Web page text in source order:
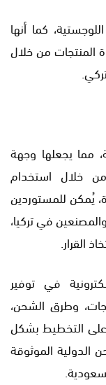
كما أنها
من خلال
مما يجعلها وجهة
خلال استخدام
يُمكن للمستوردين
في تركيا،
القرار.
في توفير
وطرق الشحن،
على التخطيط بشكل
الموثوقة